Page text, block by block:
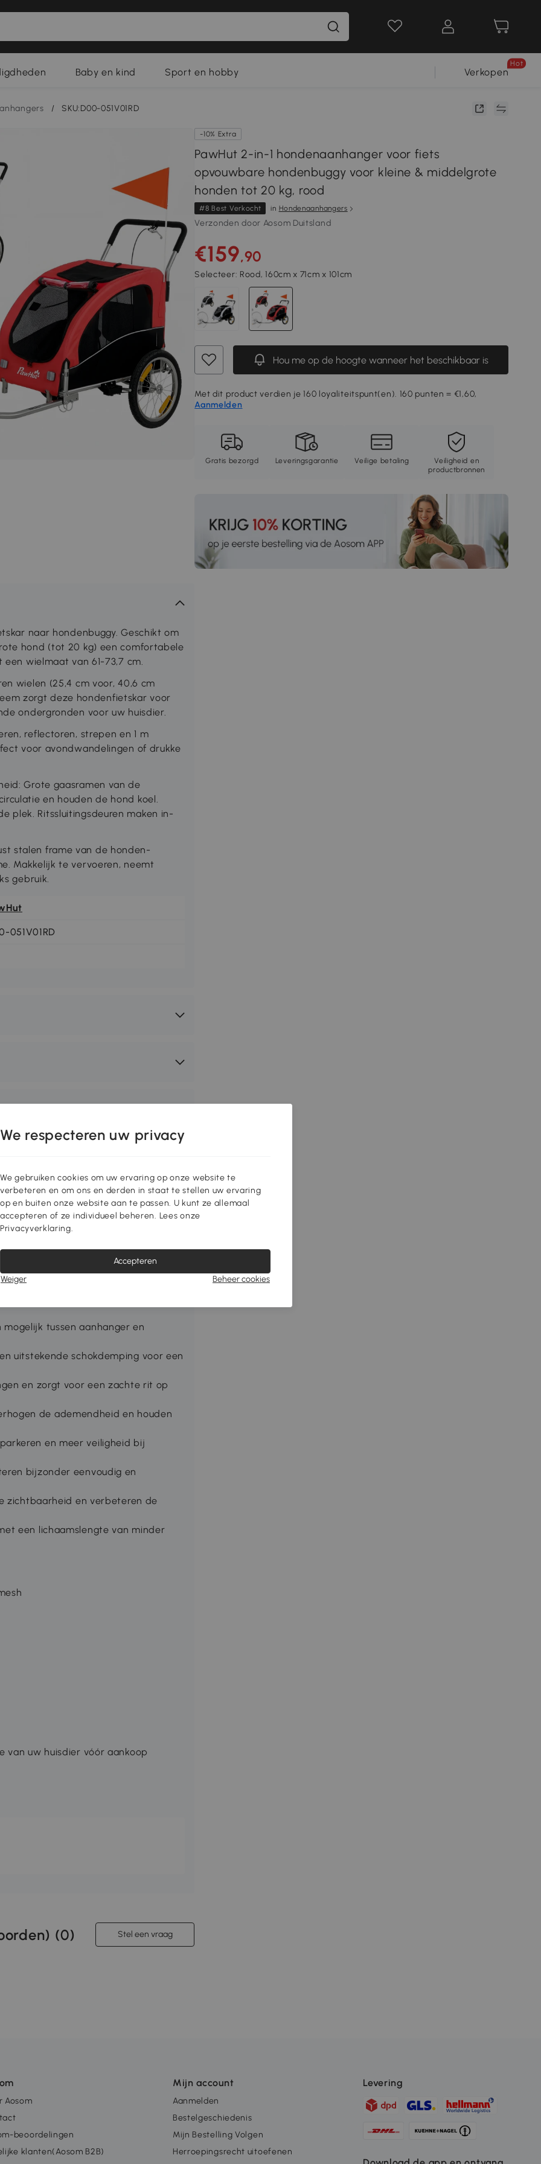
Baby en kind Sport en hobby Verkopen
Hot
/ SKU:D00-051V01RD
-10% Extra
PawHut 2-in-1 hondenaanhanger voor fiets
opvouwbare hondenbuggy voor kleine & middelgrote
honden tot 20 kg, rood
#8 Best Verkocht in Hondenaanhangers
Verzonden door Aosom Duitsland
€159,90
Selecteer: Rood, 160cm x 71cm x 101cm
Hou me op de hoogte wanneer het beschikbaar is
Met dit product verdien je 160 loyaliteitspunt(en). 160 punten = €1,60,
Aanmelden
Gratis bezorgd Leveringsgarantie Veilige betaling
Veiligheid en
productbronnen
naar hondenbuggy. Geschikt om
hond (tot 20 kg) een comfortabele
wielmaat van 61-73,7 cm.
wielen (25,4 cm voor, 40,6 cm
zorgt deze hondenfietskar voor
ondergronden voor uw huisdier.
reflectoren, strepen en 1 m
voor avondwandelingen of drukke
Grote gaasramen van de
en houden de hond koel.
plek. Ritssluitingsdeuren maken in-
stalen frame van de honden-
Makkelijk te vervoeren, neemt
gebruik.
051V01RD
De PawHut 2-in-1 honden-
gevulde rubberen wielen en een
oppervlak. Ruime binnenruimte en
ventilatie. Veilig, comfortabel en
tussen aanhanger en
uitstekende schokdemping voor een
en zorgt voor een zachte rit op
de ademendheid en houden
en meer veiligheid bij
bijzonder eenvoudig en
zichtbaarheid en verbeteren de
een lichaamslengte van minder
van uw huisdier vóór aankoop
(0) Stel een vraag
Aosom
beoordelingen
klanten(Aosom B2B)
Mijn account
Aanmelden
Bestelgeschiedenis
Mijn Bestelling Volgen
Herroepingsrecht uitoefenen
Levering
We respecteren uw privacy
We gebruiken cookies om uw ervaring op onze website te
verbeteren en om ons en derden in staat te stellen uw ervaring
op en buiten onze website aan te passen. U kunt ze allemaal
accepteren of ze individueel beheren. Lees onze
Privacyverklaring.
Accepteren
Weiger
Beheer cookies